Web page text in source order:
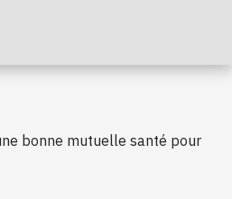
bonne mutuelle santé pour